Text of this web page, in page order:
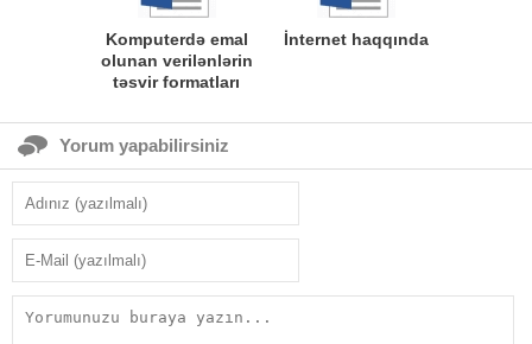
Komputerdə emal
olunan verilənlərin
təsvir formatları
İnternet haqqında
Yorum yapabilirsiniz